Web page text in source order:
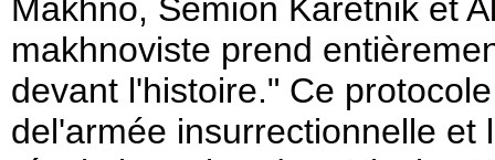
Makhno, Sémion Karétnik et
makhnoviste prend
devant l'histoire." Ce
del'armée insurrectionnelle et